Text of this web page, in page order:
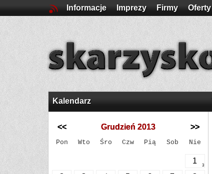
Informacje Imprezy Firmy Oferty
Kalendarz
<< Grudzień 2013 >>
Pon Wto Śro Czw Pią Sob Nie
1
3